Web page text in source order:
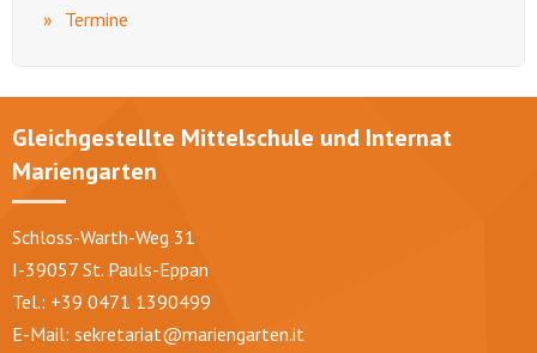
Termine
Gleichgestellte Mittelschule und Internat
Mariengarten
Schloss-Warth-Weg 31
I-39057 St. Pauls-Eppan
Tel.: +39 0471 1390499
E-Mail: sekretariat@mariengarten.it